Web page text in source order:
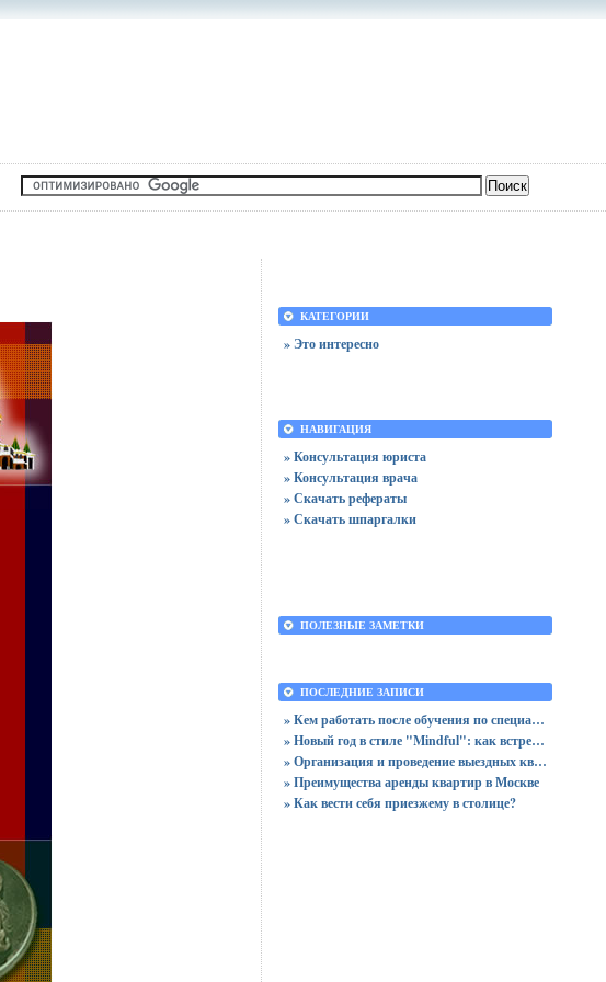
КАТЕГОРИИ
» Это интересно
НАВИГАЦИЯ
» Консультация юриста
» Консультация врача
» Скачать рефераты
» Скачать шпаргалки
ПОЛЕЗНЫЕ ЗАМЕТКИ
ПОСЛЕДНИЕ ЗАПИСИ
» Кем работать после обучения по специальности «Логистика»
» Новый год в стиле "Mindful": как встретить праздник, оставшись в сознании
» Организация и проведение выездных квизов
» Преимущества аренды квартир в Москве
» Как вести себя приезжему в столице?